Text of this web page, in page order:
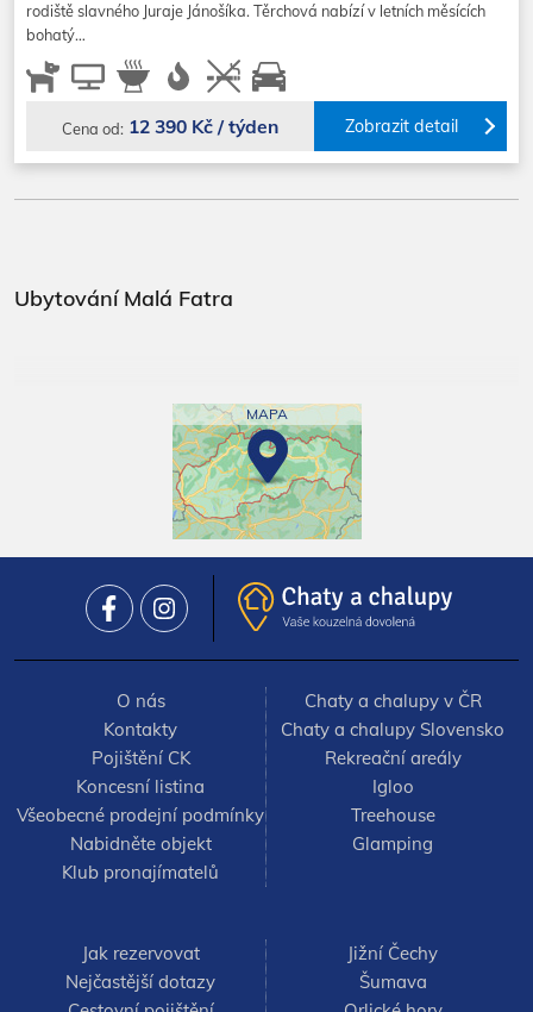
rodiště slavného Juraje Jánošíka. Těrchová nabízí v letních měsících
bohatý…
Cena od: 12 390 Kč / týden Zobrazit detail
Ubytování Malá Fatra
MAPA
O nás
Kontakty
Pojištění CK
Koncesní listina
Všeobecné prodejní podmínky
Nabidněte objekt
Klub pronajímatelů
Chaty a chalupy v ČR
Chaty a chalupy Slovensko
Rekreační areály
Igloo
Treehouse
Glamping
Jak rezervovat
Nejčastější dotazy
Jižní Čechy
Šumava